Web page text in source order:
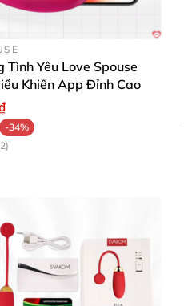
hàng đầu
dàng
dễ đeo 🚀
thoải mái
Tình Yêu Love Spouse
Khiển App Đỉnh Cao
-34%